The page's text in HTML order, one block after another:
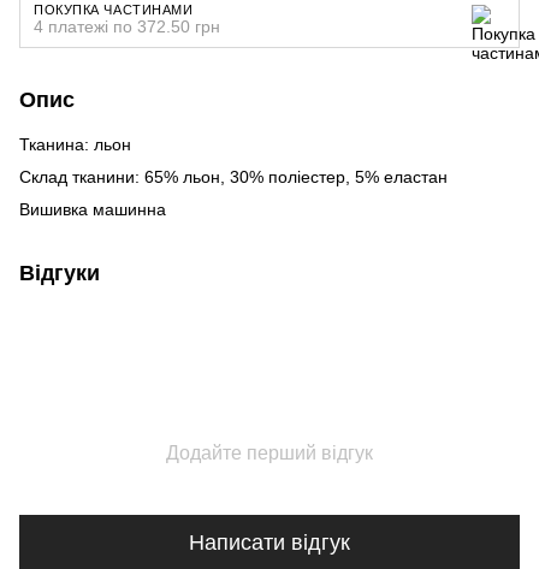
ПОКУПКА ЧАСТИНАМИ
4 платежі по 372.50 грн
Опис
Тканина: льон
Склад тканини: 65% льон, 30% поліестер, 5% еластан
Вишивка машинна
Відгуки
Додайте перший відгук
Написати відгук